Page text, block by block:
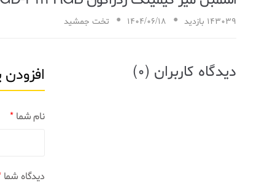
143039 بازدید 1404/06/18 تخت جمشید
دیدگاه کاربران (0)
دیدگاه شما
نام شما *